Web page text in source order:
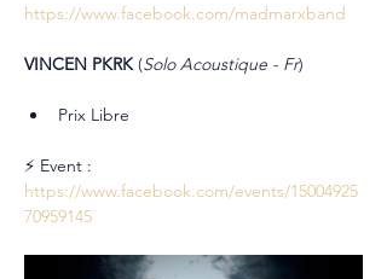
https://www.facebook.com/madmarxband
VINCEN PKRK (Solo Acoustique - Fr)
Prix Libre
⚡ Event :
https://www.facebook.com/events/15004925
70959145